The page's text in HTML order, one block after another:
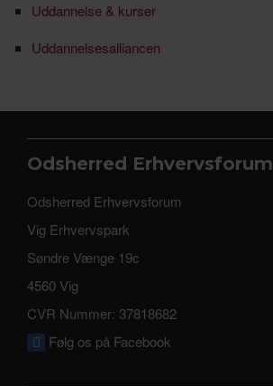
Uddannelse & kurser
Uddannelsesalliancen
Odsherred Erhvervsforum
Odsherred Erhvervsforum
Vig Erhvervspark
Søndre Vænge 19c
4560 Vig
CVR Nummer: 37818682
Følg os på Facebook